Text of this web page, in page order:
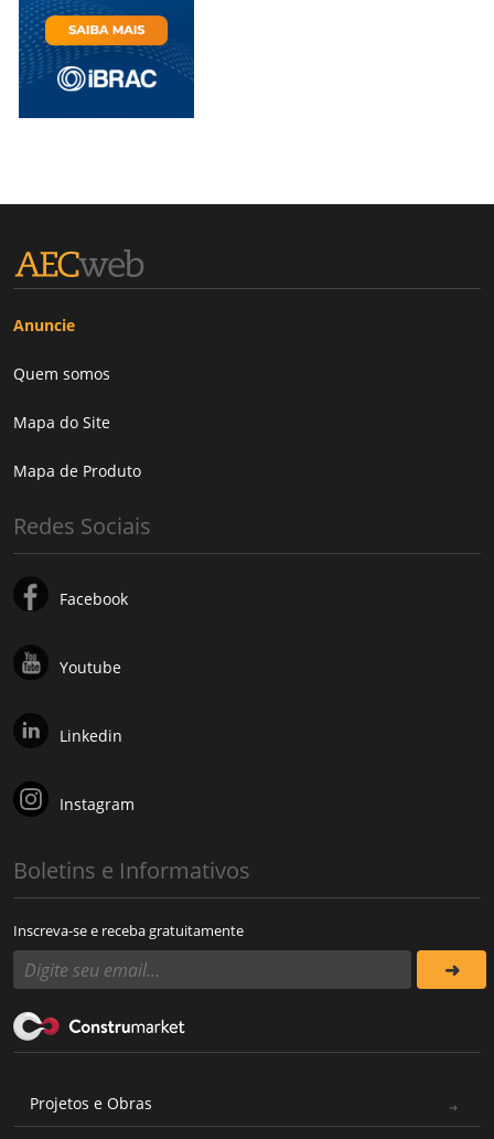
Anuncie
Quem somos
Mapa do Site
Mapa de Produto
Redes Sociais
Facebook
Youtube
Linkedin
Instagram
Boletins e Informativos
Inscreva-se e receba gratuitamente
Projetos e Obras